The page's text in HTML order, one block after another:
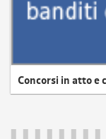
Concorsi in atto e